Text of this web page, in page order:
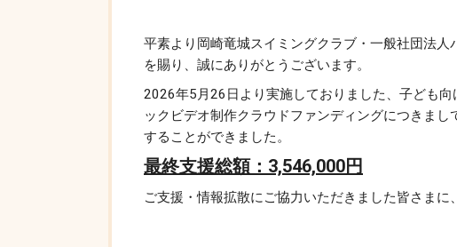
平素より岡崎竜城スイミングクラブ・一般社団法
を賜り、誠にありがとうございます。
2026年5月26日より実施しておりました、子ども
ックビデオ制作クラウドファンディングにつきま
することができました。
最終支援総額：3,546,000円
ご支援・情報拡散にご協力いただきました皆さまに